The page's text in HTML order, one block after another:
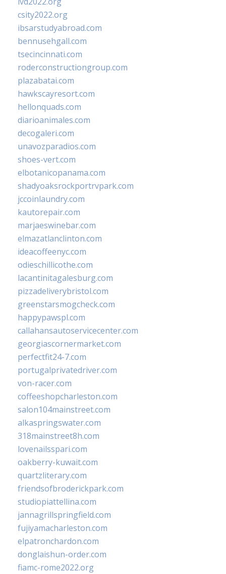
csity2022.org
ibsarstudyabroad.com
bennusehgall.com
tsecincinnati.com
roderconstructiongroup.com
plazabatai.com
hawkscayresort.com
hellonquads.com
diarioanimales.com
decogaleri.com
unavozparadios.com
shoes-vert.com
elbotanicopanama.com
shadyoaksrockportrvpark.com
jccoinlaundry.com
kautorepair.com
marjaeswinebar.com
elmazatlanclinton.com
ideacoffeenyc.com
odieschillicothe.com
lacantinitagalesburg.com
pizzadeliverybristol.com
greenstarsmogcheck.com
happypawspl.com
callahansautoservicecenter.com
georgiascornermarket.com
perfectfit24-7.com
portugalprivatedriver.com
von-racer.com
coffeeshopcharleston.com
salon104mainstreet.com
alkaspringswater.com
318mainstreet8h.com
lovenailsspari.com
oakberry-kuwait.com
quartzliterary.com
friendsofbroderickpark.com
studiopiattellina.com
jannagrillspringfield.com
fujiyamacharleston.com
elpatronchardon.com
donglaishun-order.com
fiamc-rome2022.org